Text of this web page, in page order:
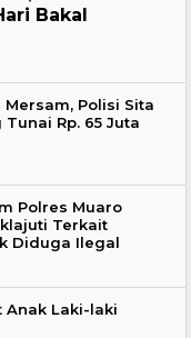
Bakal
Polisi Sita
Rp. 65 Juta
Polres Muaro
Terkait
Diduga Ilegal
Anak Laki-laki